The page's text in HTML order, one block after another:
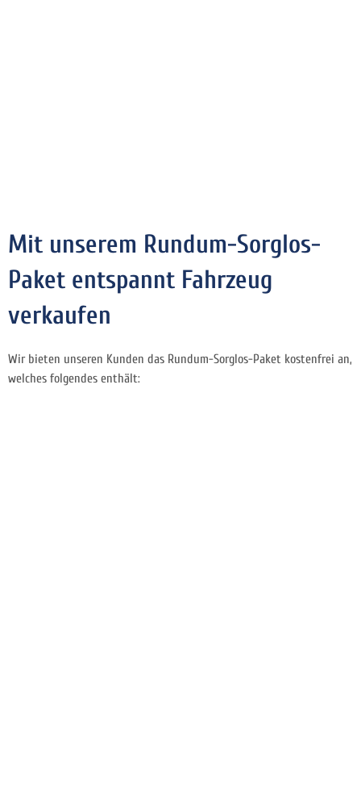
Mit unserem Rundum-Sorglos-
Paket entspannt Fahrzeug
verkaufen
Wir bieten unseren Kunden das Rundum-Sorglos-Paket kostenfrei an,
welches folgendes enthält: